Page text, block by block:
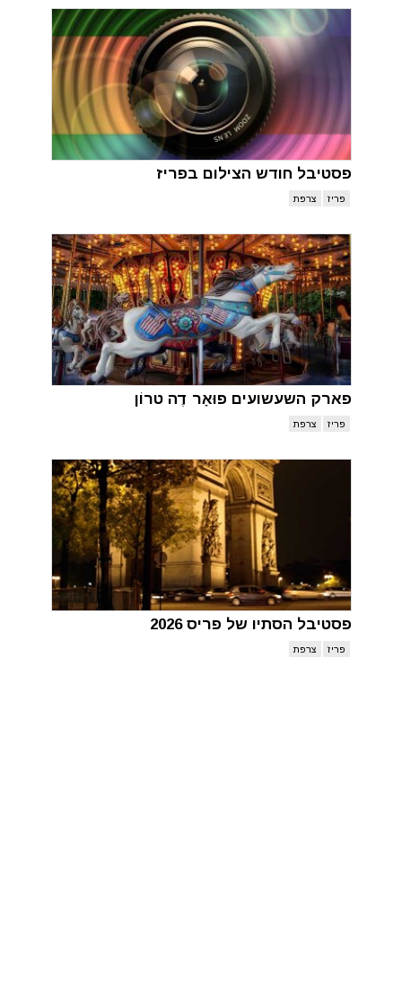
פסטיבל חודש הצילום בפריז
פריז צרפת
פארק השעשועים פוּאָר דֶה טרוֹן
פריז צרפת
פסטיבל הסתיו של פריס 2026
פריז צרפת